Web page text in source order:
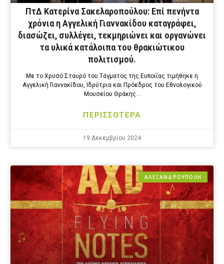
ΠτΔ Κατερίνα Σακελαροπούλου: Επί πενήντα
χρόνια η Αγγελική Γιαννακίδου καταγράφει,
διασώζει, συλλέγει, τεκμηριώνει και οργανώνει
τα υλικά κατάλοιπα του θρακιώτικου
πολιτισμού.
Με το Χρυσό Σταυρό του Τάγματος της Ευποιΐας τιμήθηκε η
Αγγελική Γιαννακίδου, Ιδρύτρια και Πρόεδρος του Εθνολογικού
Μουσείου Θράκης…
ΠΕΡΙΣΣΟΤΕΡΑ
19 Δεκεμβρίου 2024
ΑΛΕΞΑΝΔΡΟΎΠΟΛΗ